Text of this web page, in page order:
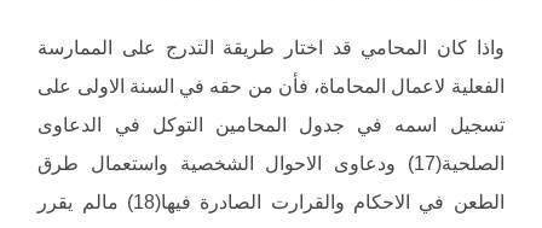
واذا كان المحامي قد اختار طريقة التدرج على الممارسة
الفعلية لاعمال المحاماة، فأن من حقه في السنة الاولى على
تسجيل اسمه في جدول المحامين التوكل في الدعاوى
الصلحية(17) ودعاوى الاحوال الشخصية واستعمال طرق
الطعن في الاحكام والقرارت الصادرة فيها(18) مالم يقرر